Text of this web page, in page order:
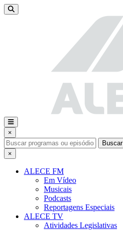
×
Buscar
×
ALECE FM
Em Vídeo
Musicais
Podcasts
Reportagens Especiais
ALECE TV
Atividades Legislativas